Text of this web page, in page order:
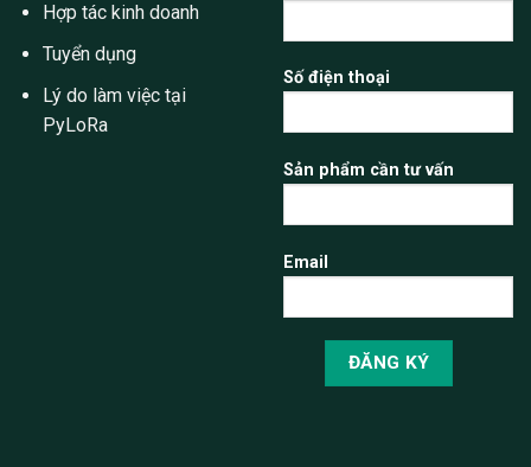
Hợp tác kinh doanh
Tuyển dụng
Lý do làm việc tại
PyLoRa
Số điện thoại
Sản phẩm cần tư vấn
Email